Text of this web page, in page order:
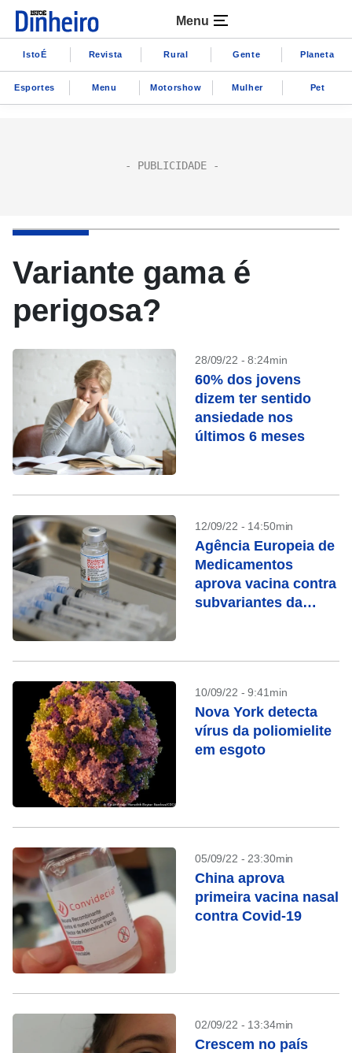
Menu
IstoÉ Revista Rural Gente Planeta
Esportes Menu Motorshow Mulher Pet
Variante gama é
perigosa?
28/09/22 - 8:24min
60% dos jovens
dizem ter sentido
ansiedade nos
últimos 6 meses
12/09/22 - 14:50min
Agência Europeia de
Medicamentos
aprova vacina contra
subvariantes da
10/09/22 - 9:41min
Nova York detecta
vírus da poliomielite
em esgoto
05/09/22 - 23:30min
China aprova
primeira vacina nasal
contra Covid-19
02/09/22 - 13:34min
Crescem no país